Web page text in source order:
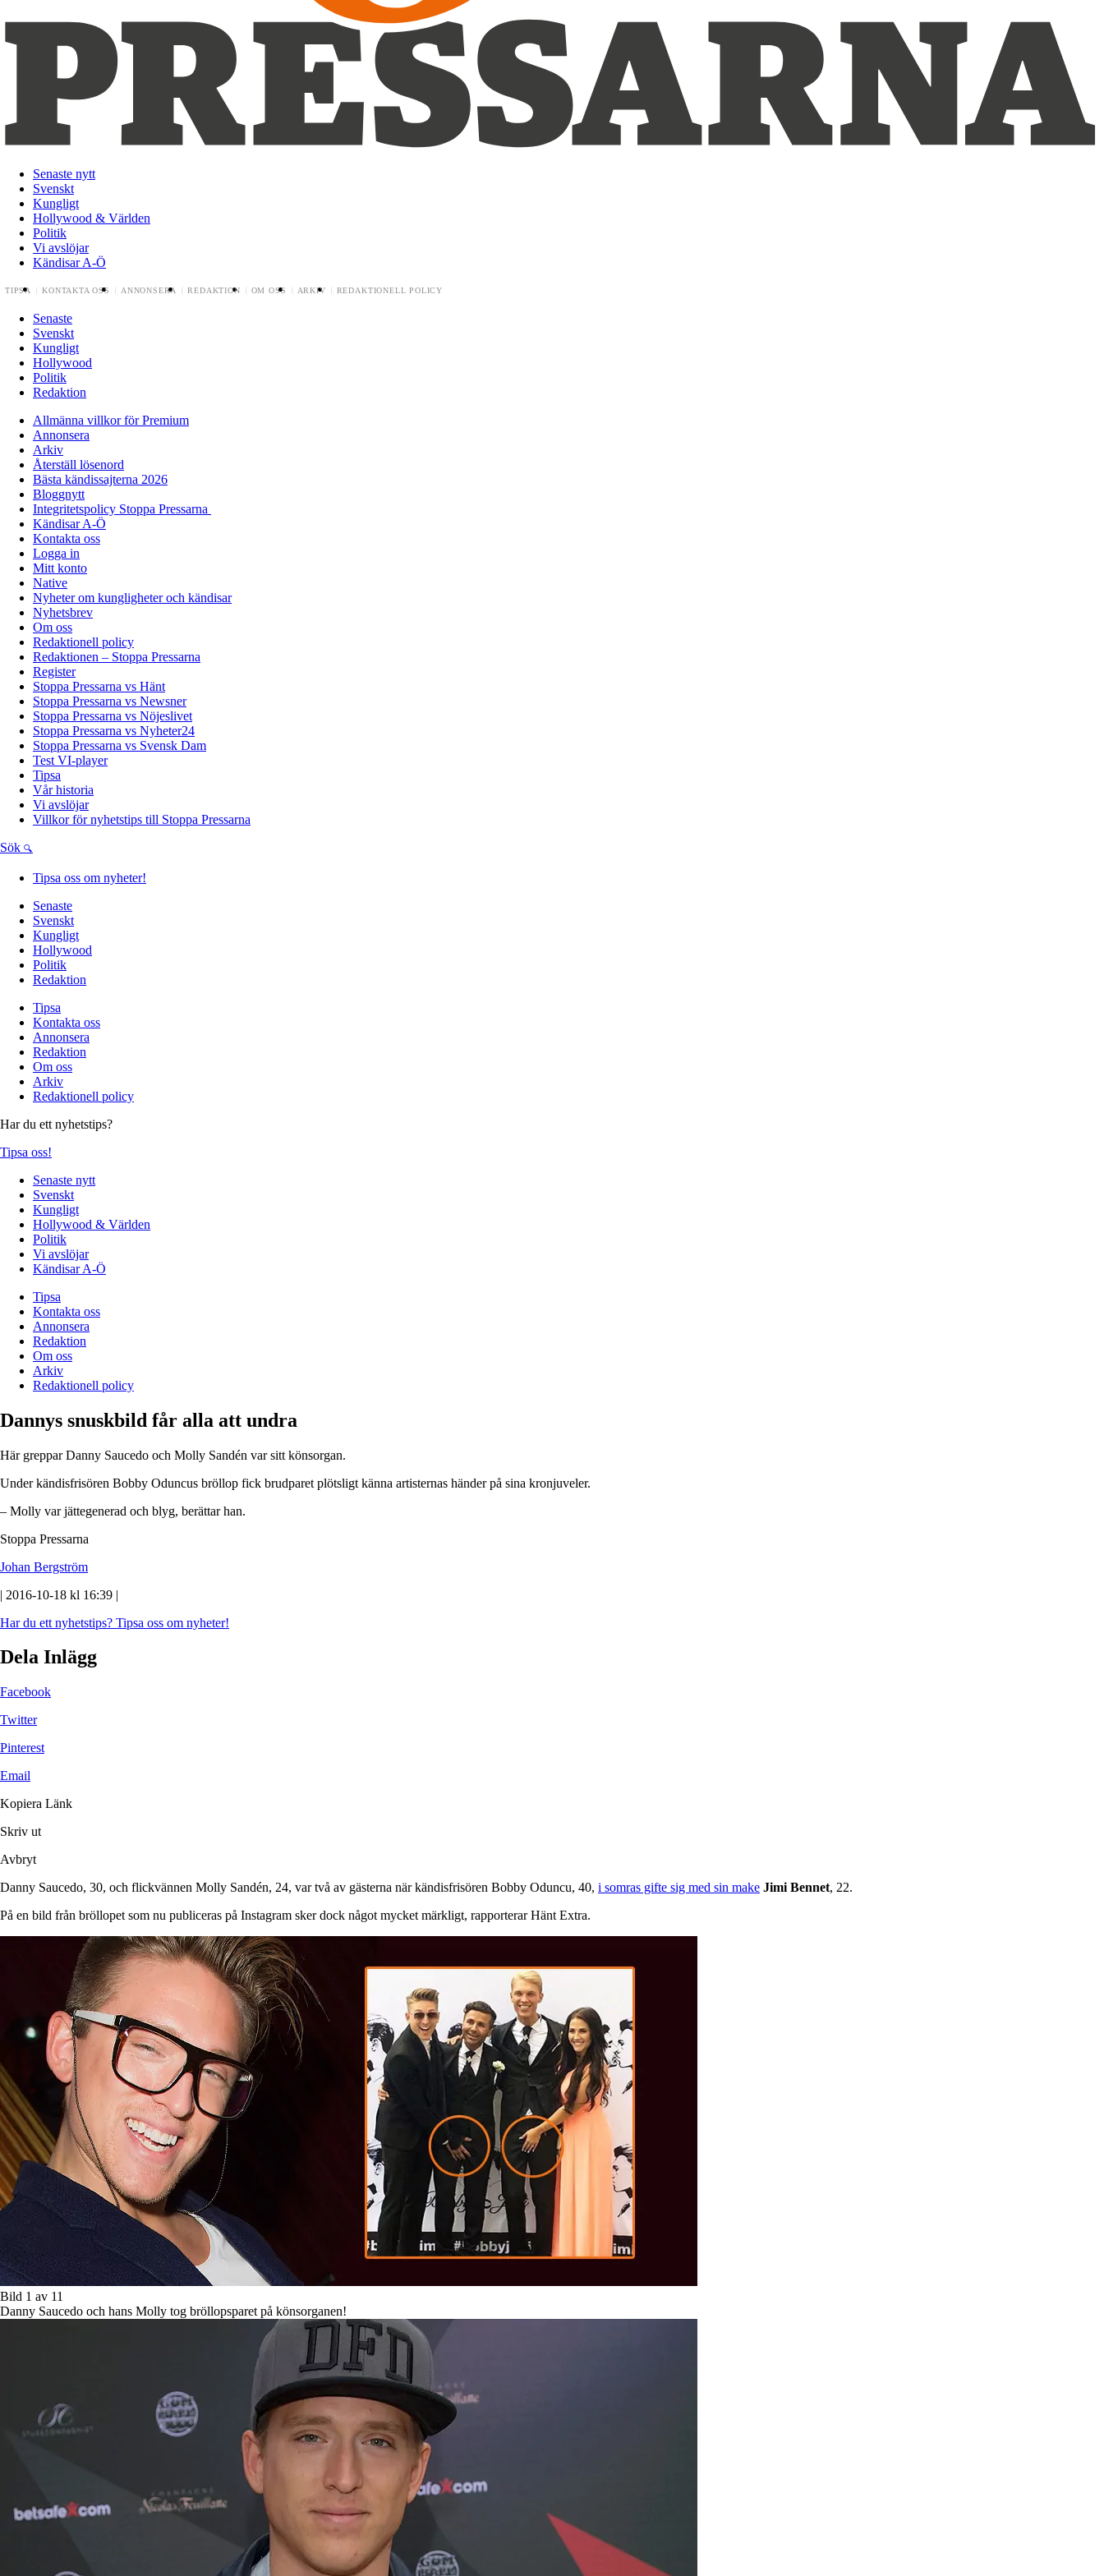
Senaste nytt
Svenskt
Kungligt
Hollywood & Världen
Politik
Vi avslöjar
Kändisar A-Ö
TIPSA KONTAKTA OSS ANNONSERA REDAKTION OM OSS ARKIV REDAKTIONELL POLICY
Senaste
Svenskt
Kungligt
Hollywood
Politik
Redaktion
Allmänna villkor för Premium
Annonsera
Arkiv
Återställ lösenord
Bästa kändissajterna 2026
Bloggnytt
Integritetspolicy Stoppa Pressarna
Kändisar A-Ö
Kontakta oss
Logga in
Mitt konto
Native
Nyheter om kungligheter och kändisar
Nyhetsbrev
Om oss
Redaktionell policy
Redaktionen – Stoppa Pressarna
Register
Stoppa Pressarna vs Hänt
Stoppa Pressarna vs Newsner
Stoppa Pressarna vs Nöjeslivet
Stoppa Pressarna vs Nyheter24
Stoppa Pressarna vs Svensk Dam
Test VI-player
Tipsa
Vår historia
Vi avslöjar
Villkor för nyhetstips till Stoppa Pressarna
Sök
Tipsa oss om nyheter!
Senaste
Svenskt
Kungligt
Hollywood
Politik
Redaktion
Tipsa
Kontakta oss
Annonsera
Redaktion
Om oss
Arkiv
Redaktionell policy
Har du ett nyhetstips?
Tipsa oss!
Senaste nytt
Svenskt
Kungligt
Hollywood & Världen
Politik
Vi avslöjar
Kändisar A-Ö
Tipsa
Kontakta oss
Annonsera
Redaktion
Om oss
Arkiv
Redaktionell policy
Dannys snuskbild får alla att undra
Här greppar Danny Saucedo och Molly Sandén var sitt könsorgan.
Under kändisfrisören Bobby Oduncus bröllop fick brudparet plötsligt känna artisternas händer på sina kronjuveler.
– Molly var jättegenerad och blyg, berättar han.
Stoppa Pressarna
Johan Bergström
| 2016-10-18 kl 16:39 |
Har du ett nyhetstips? Tipsa oss om nyheter!
Dela Inlägg
Facebook
Twitter
Pinterest
Email
Kopiera Länk
Skriv ut
Avbryt
Danny Saucedo, 30, och flickvännen Molly Sandén, 24, var två av gästerna när kändisfrisören Bobby Oduncu, 40, i somras gifte sig med sin make Jimi Bennet, 22.
På en bild från bröllopet som nu publiceras på Instagram sker dock något mycket märkligt, rapporterar Hänt Extra.
Bild 1 av 11
Danny Saucedo och hans Molly tog bröllopsparet på könsorganen!